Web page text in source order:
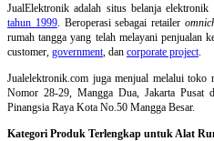
JualElektronik adalah situs belanja elektronik
tahun 1999. Beroperasi sebagai retailer
rumah tangga yang telah melayani penjualan
customer, government , dan corporate project
Jualelektronik.com juga menjual melalui
Nomor 28-29, Mangga Dua, Jakarta
Pinangsia Raya Kota No.50 Mangga Besar.
Kategori Produk Terlengkap untuk Alat